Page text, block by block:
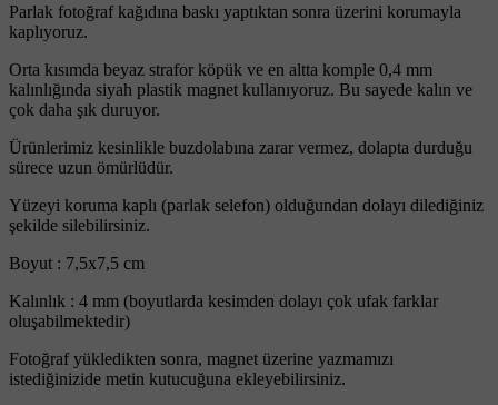
Parlak fotoğraf kağıdına baskı yaptıktan sonra üzerini korumayla
kaplıyoruz.
Orta kısımda beyaz strafor köpük ve en altta komple 0,4 mm
kalınlığında siyah plastik magnet kullanıyoruz. Bu sayede kalın ve
çok daha şık duruyor.
Ürünlerimiz kesinlikle buzdolabına zarar vermez, dolapta durduğu
sürece uzun ömürlüdür.
Yüzeyi koruma kaplı (parlak selefon) olduğundan dolayı dilediğiniz
şekilde silebilirsiniz.
Boyut : 7,5x7,5 cm
Kalınlık : 4 mm (boyutlarda kesimden dolayı çok ufak farklar
oluşabilmektedir)
Fotoğraf yükledikten sonra, magnet üzerine yazmamızı
istediğinizide metin kutucuğuna ekleyebilirsiniz.